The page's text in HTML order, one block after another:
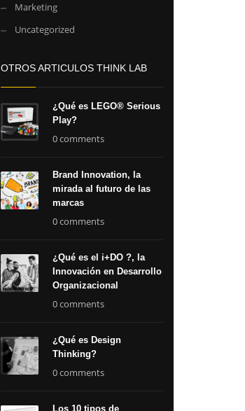
Marketing
Uncategorized
OTROS ARTICULOS THINK LAB
¿Qué es LEGO® Serious
Play?
0 comments
Brand Innovation, la
mirada al futuro de las
marcas
0 comments
¿Qué es el i+DO ?, la
Innovación en Desarrollo
Organizacional
0 comments
¿Qué es Design
Thinking?
0 comments
Los 10 tipos de